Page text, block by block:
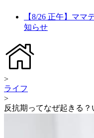
【8/26 正午】ママ
知らせ
>
ライフ
>
反抗期ってなぜ起きる